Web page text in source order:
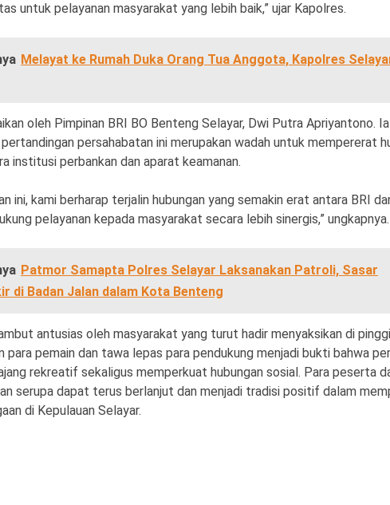
untuk pelayanan masyarakat yang lebih baik,” ujar Kapolres.
Melayat ke Rumah Duka Orang Tua Anggota, Kapolres
oleh Pimpinan BRI BO Benteng Selayar, Dwi Putra Apriyantono. Ia
persahabatan ini merupakan wadah untuk mempererat
institusi perbankan dan aparat keamanan.
ini, kami berharap terjalin hubungan yang semakin erat antara BRI
pelayanan kepada masyarakat secara lebih sinergis,” ungkapnya.
Patmor Samapta Polres Selayar Laksanakan Patroli, Sasar
di Badan Jalan dalam Kota Benteng
antusias oleh masyarakat yang turut hadir menyaksikan di
para pemain dan tawa lepas para pendukung menjadi bukti bahwa
rekreatif sekaligus memperkuat hubungan sosial. Para peserta
serupa dapat terus berlanjut dan menjadi tradisi positif dalam
di Kepulauan Selayar.